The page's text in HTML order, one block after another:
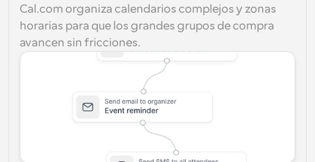
Cal.com organiza calendarios complejos y zonas
horarias para que los grandes grupos de compra
avancen sin fricciones.